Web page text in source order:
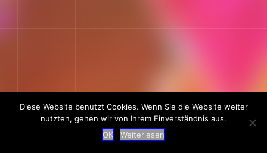
Diese Website benutzt Cookies. Wenn Sie die Website weiter
nutzten, gehen wir von Ihrem Einverständnis aus.
OK
Weiterlesen